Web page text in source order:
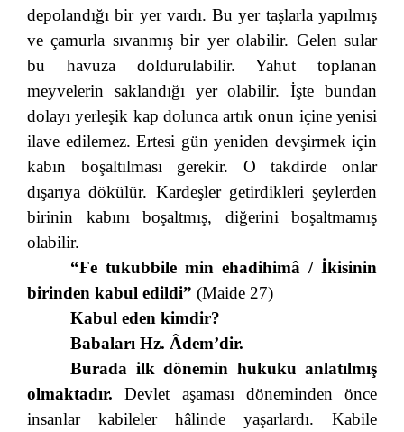
depolandığı bir yer vardı. Bu yer taşlarla yapılmış
ve çamurla sıvanmış bir yer olabilir. Gelen sular
bu havuza doldurulabilir. Yahut toplanan
meyvelerin saklandığı yer olabilir. İşte bundan
dolayı yerleşik kap dolunca artık onun içine yenisi
ilave edilemez. Ertesi gün yeniden devşirmek için
kabın boşaltılması gerekir. O takdirde onlar
dışarıya dökülür. Kardeşler getirdikleri şeylerden
birinin kabını boşaltmış, diğerini boşaltmamış
olabilir.
“Fe tukubbile min ehadihimâ / İkisinin
birinden kabul edildi” (Maide 27)
Kabul eden kimdir?
Babaları Hz. Âdem’dir.
Burada ilk dönemin hukuku anlatılmış
olmaktadır. Devlet aşaması döneminden önce
insanlar kabileler hâlinde yaşarlardı. Kabile